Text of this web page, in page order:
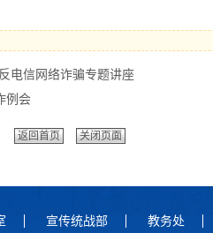
电信网络诈骗专题讲座
例会
返回首页 关闭页面
宣传统战部 教务处